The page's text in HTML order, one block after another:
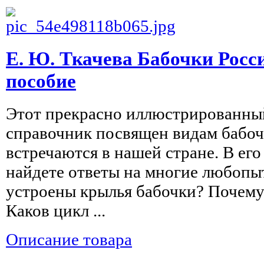
Е. Ю. Ткачева Бабочки
пособие
Этот прекрасно
справочник посвящен видам
встречаются в нашей стране. В
найдете ответы на многие
устроены крылья бабочки?
Каков цикл ...
Описание товара